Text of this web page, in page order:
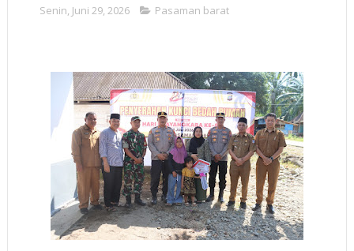
Senin, Juni 29, 2026 Pasaman barat